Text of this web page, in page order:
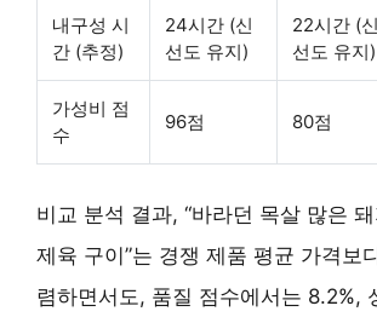
내구성 시
간 (추정)
24시간 (신
선도 유지)
22시간 (신
선도 유지)
가성비 점
수
96점 80점
비교 분석 결과, “바라던 목살 많은
제육 구이”는 경쟁 제품 평균 가격보
렴하면서도, 품질 점수에서는 8.2%,